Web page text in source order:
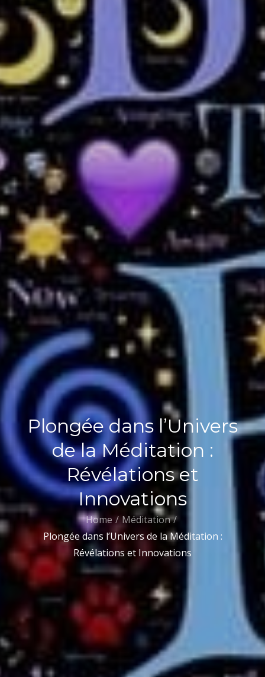
Plongée dans l’Univers
de la Méditation :
Révélations et
Innovations
Home
Méditation
Plongée dans l’Univers de la Méditation :
Révélations et Innovations